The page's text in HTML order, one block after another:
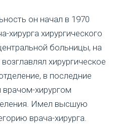
он начал в 1970
хирурга хирургического
больницы, на
хирургическое
в последние
врачом-хирургом
Имел высшую
врача-хирурга.